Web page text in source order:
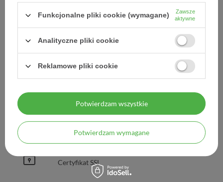
DARMOWA DOSTAWA
Już od 149 zł !
DOŚWIADCZENIE
ZAUFANIE
Certyfikat SSL
Funkcjonalne pliki cookie (wymagane)
Zawsze
aktywne
Analityczne pliki cookie
Reklamowe pliki cookie
Potwierdzam wymagane
Potwierdzam wszystkie